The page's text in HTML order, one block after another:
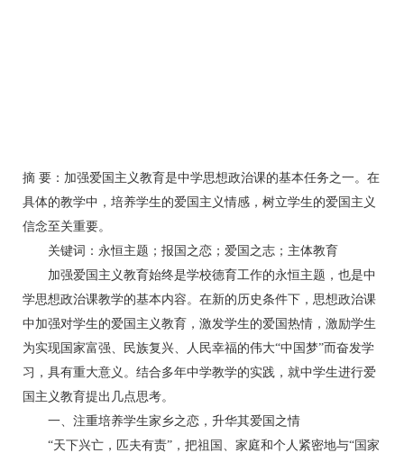
摘 要：加强爱国主义教育是中学思想政治课的基本任务之一。在
具体的教学中，培养学生的爱国主义情感，树立学生的爱国主义
信念至关重要。
关键词：永恒主题；报国之恋；爱国之志；主体教育
加强爱国主义教育始终是学校德育工作的永恒主题，也是中
学思想政治课教学的基本内容。在新的历史条件下，思想政治课
中加强对学生的爱国主义教育，激发学生的爱国热情，激励学生
为实现国家富强、民族复兴、人民幸福的伟大“中国梦”而奋发学
习，具有重大意义。结合多年中学教学的实践，就中学生进行爱
国主义教育提出几点思考。
一、注重培养学生家乡之恋，升华其爱国之情
“天下兴亡，匹夫有责”，把祖国、家庭和个人紧密地与“国家